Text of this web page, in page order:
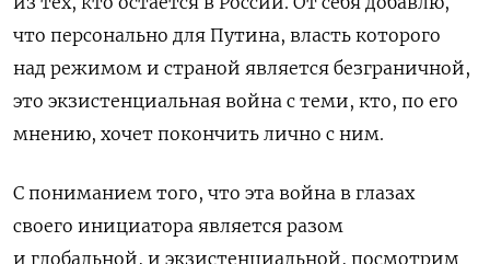
что персонально для Путина, власть которого
над режимом и страной является безграничной,
это экзистенциальная война с теми, кто, по его
мнению, хочет покончить лично с ним.
С пониманием того, что эта война в глазах
своего инициатора является разом
и глобальной, и экзистенциальной, посмотрим